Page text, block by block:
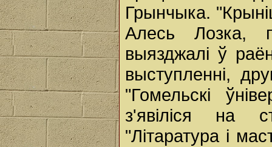
Грынчыка.
Алесь Лозка,
выязджалі ў
выступленні,
"Гомельскі
з'явіліся на
"Літаратура і